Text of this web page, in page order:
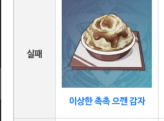
실패
이상한 촉촉 으깬 감자